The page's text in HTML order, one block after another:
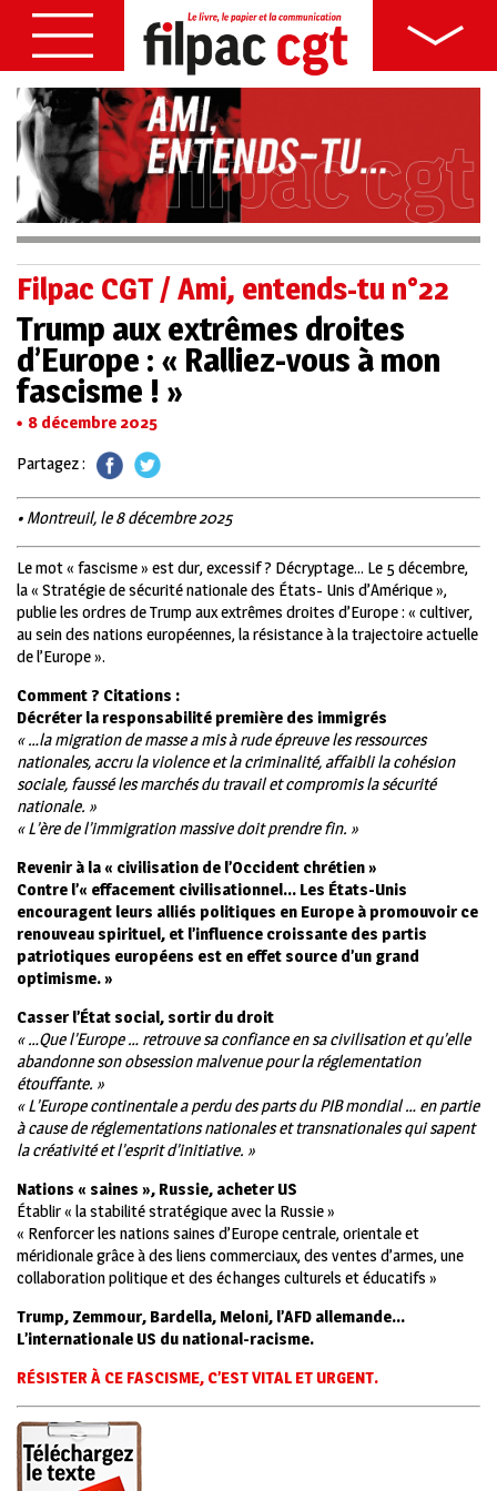
Filpac CGT / Ami, entends-tu n°22
Trump aux extrêmes droites
d’Europe : « Ralliez-vous à mon
fascisme ! »
8 décembre 2025
Partagez :
• Montreuil, le 8 décembre 2025
Le mot « fascisme » est dur, excessif ? Décryptage… Le 5 décembre,
la « Stratégie de sécurité nationale des États- Unis d’Amérique »,
publie les ordres de Trump aux extrêmes droites d’Europe : « cultiver,
au sein des nations européennes, la résistance à la trajectoire actuelle
de l’Europe ».
Comment ? Citations :
Décréter la responsabilité première des immigrés
« …la migration de masse a mis à rude épreuve les ressources
nationales, accru la violence et la criminalité, affaibli la cohésion
sociale, faussé les marchés du travail et compromis la sécurité
nationale. »
« L’ère de l’immigration massive doit prendre fin. »
Revenir à la « civilisation de l’Occident chrétien »
Contre l’« effacement civilisationnel… Les États-Unis
encouragent leurs alliés politiques en Europe à promouvoir ce
renouveau spirituel, et l’influence croissante des partis
patriotiques européens est en effet source d’un grand
optimisme. »
Casser l’État social, sortir du droit
« …Que l’Europe … retrouve sa confiance en sa civilisation et qu’elle
abandonne son obsession malvenue pour la réglementation
étouffante. »
« L’Europe continentale a perdu des parts du PIB mondial … en partie
à cause de réglementations nationales et transnationales qui sapent
la créativité et l’esprit d’initiative. »
Nations « saines », Russie, acheter US
Établir « la stabilité stratégique avec la Russie »
« Renforcer les nations saines d’Europe centrale, orientale et
méridionale grâce à des liens commerciaux, des ventes d’armes, une
collaboration politique et des échanges culturels et éducatifs »
Trump, Zemmour, Bardella, Meloni, l’AFD allemande…
L’internationale US du national-racisme.
RÉSISTER À CE FASCISME, C’EST VITAL ET URGENT.